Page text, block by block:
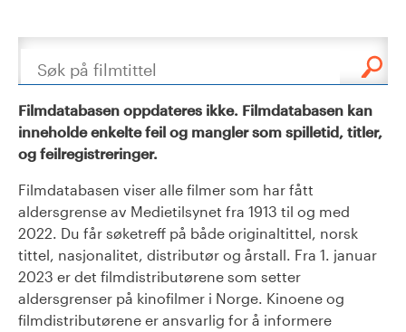
Søk
Filmdatabasen oppdateres ikke. Filmdatabasen kan
inneholde enkelte feil og mangler som spilletid, titler,
og feilregistreringer.
Filmdatabasen viser alle filmer som har fått
aldersgrense av Medietilsynet fra 1913 til og med
2022. Du får søketreff på både originaltittel, norsk
tittel, nasjonalitet, distributør og årstall. Fra 1. januar
2023 er det filmdistributørene som setter
aldersgrenser på kinofilmer i Norge. Kinoene og
filmdistributørene er ansvarlig for å informere